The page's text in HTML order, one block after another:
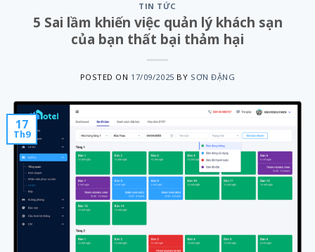
TIN TỨC
5 Sai lầm khiến việc quản lý khách sạn
của bạn thất bại thảm hại
POSTED ON 17/09/2025 BY SƠN ĐẶNG
17
Th9